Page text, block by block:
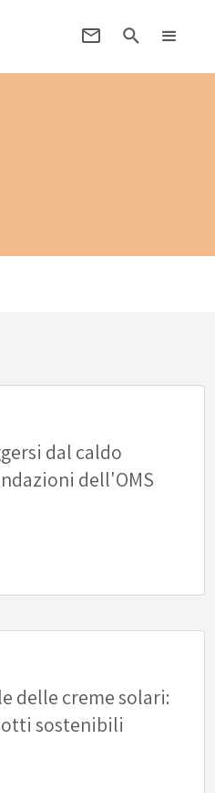
dal caldo
dell'OMS
delle creme solari:
sostenibili